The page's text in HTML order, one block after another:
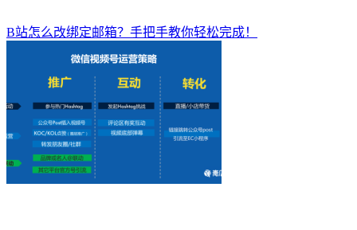
B站怎么改绑定邮箱？手把手教你轻松完成！